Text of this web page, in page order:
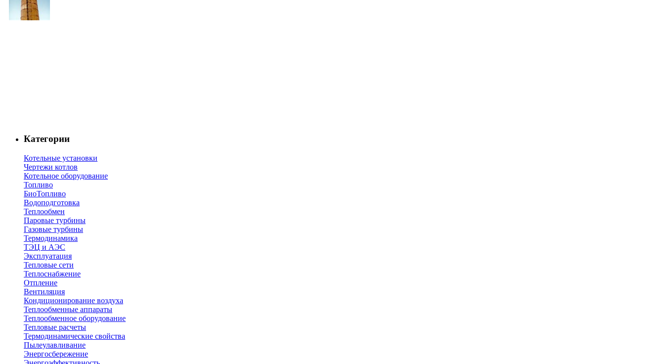
Категории
Котельные установки
Чертежи котлов
Котельное оборудование
Топливо
БиоТопливо
Водоподготовка
Теплообмен
Паровые турбины
Газовые турбины
Термодинамика
ТЭЦ и АЭС
Эксплуатация
Тепловые сети
Теплоснабжение
Отпление
Вентиляция
Кондиционирование воздуха
Теплообменные аппараты
Теплообменное оборудование
Тепловые расчеты
Термодинамические свойства
Пылеулавливание
Энергосбережение